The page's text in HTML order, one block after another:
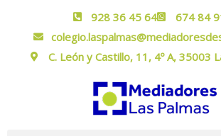
928 36 45 64
674 84
C. León y Castillo, 11, 4º A, 35003